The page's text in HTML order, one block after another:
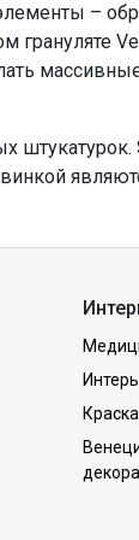
–
грануляте